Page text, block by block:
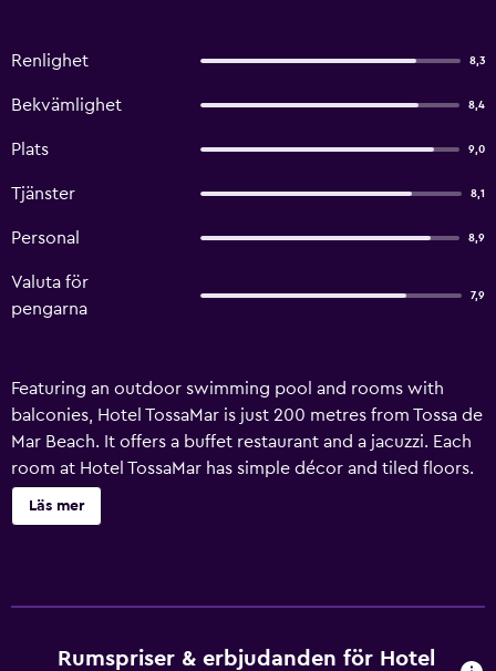
Renlighet 8,3
Bekvämlighet 8,4
Plats 9,0
Tjänster 8,1
Personal 8,9
Valuta för
pengarna
7,9
Featuring an outdoor swimming pool and rooms with
balconies, Hotel TossaMar is just 200 metres from Tossa de
Mar Beach. It offers a buffet restaurant and a jacuzzi. Each
room at Hotel TossaMar has simple décor and tiled floors.
All feature a flat-screen TV with satellite channels. The
restaurant serves a range of Spanish cuisine. Guests can
walk from the centre of Tossa de Mar. Girona Airport is
Läs mer
Rumspriser & erbjudanden för Hotel